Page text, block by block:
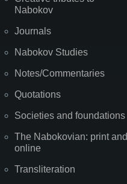
Nabokov
Journals
Nabokov Studies
Notes/Commentaries
Quotations
Societies and foundations
The Nabokovian: print and
online
Transliteration